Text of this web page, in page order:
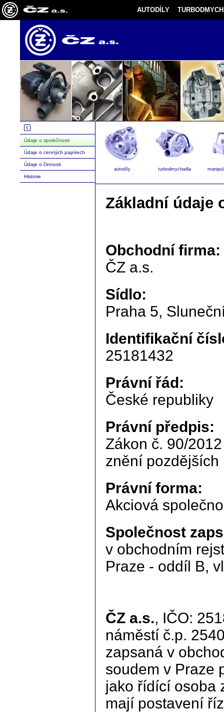
AUTODÍLY
Údaje o společnosti
Údaje o cenných papírech
Údaje o činnosti
Historie
autodíly turbodmychadla
Základní údaje
Obchodní firma:
ČZ a.s.
Sídlo:
Praha 5,
Identifikační
25181432
Právní řád:
České republiky
Právní předpis:
Zákon č. 90/
znění pozdějších
Právní forma:
Akciová
Společnost
v obchodním
Praze - oddíl B,
ČZ a.s., IČO:
náměstí č.p.
zapsaná v
soudem v Praze
jako řídící osoba
mají postavení